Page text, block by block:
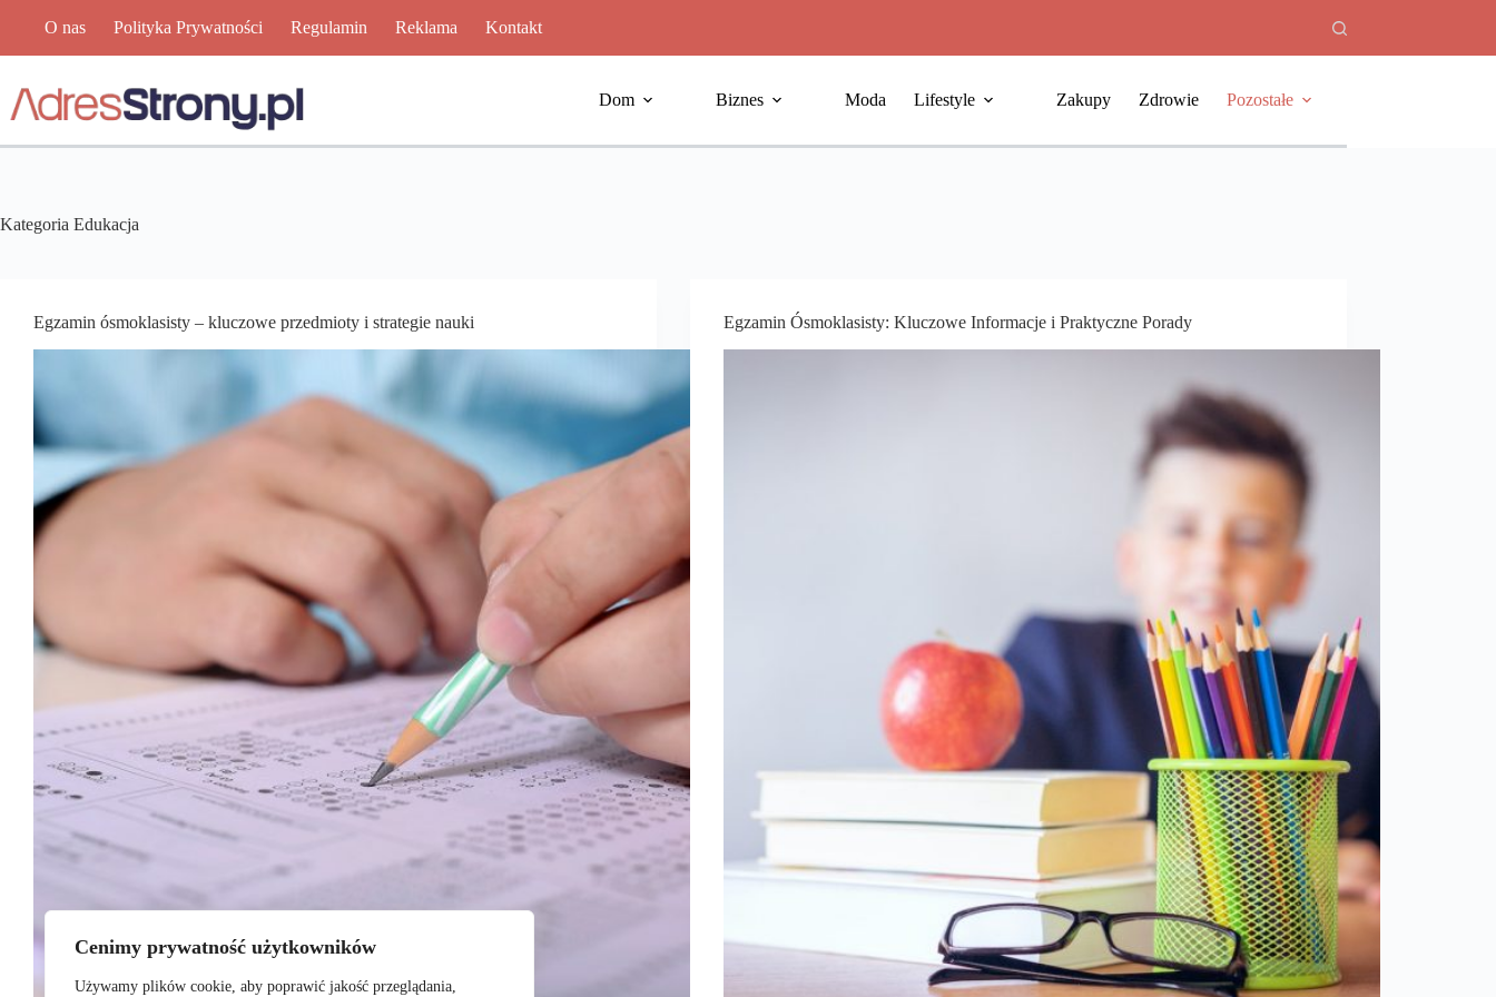
Cenimy prywatność użytkowników
Używamy plików cookie, aby poprawić jakość przeglądania,
O nas Polityka Prywatności Regulamin Reklama Kontakt
Dom Biznes Moda Lifestyle Zakupy Zdrowie Pozostałe
Kategoria Edukacja
Egzamin ósmoklasisty – kluczowe przedmioty i strategie nauki Egzamin Ósmoklasisty: Kluczowe Informacje i Praktyczne Porady